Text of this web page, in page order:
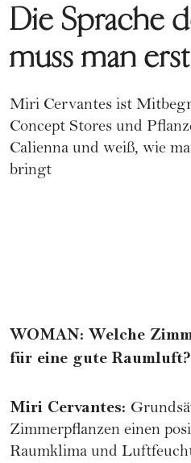
Die Sprache
muss man
Miri Cervantes ist
Concept Stores und
Calienna und weiß, wie
bringt
WOMAN: Welche
für eine gute Raumluft?
Miri Cervantes:
Zimmerpflanzen einen
Raumklima und